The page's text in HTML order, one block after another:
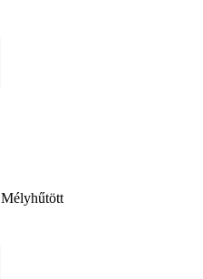
Mélyhűtött